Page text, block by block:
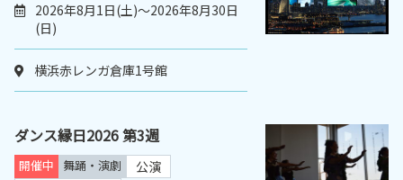
2026年8月1日(土)～2026年8月30日
(日)
横浜赤レンガ倉庫1号館
ダンス縁日2026 第3週
開催中 舞踊・演劇
公演